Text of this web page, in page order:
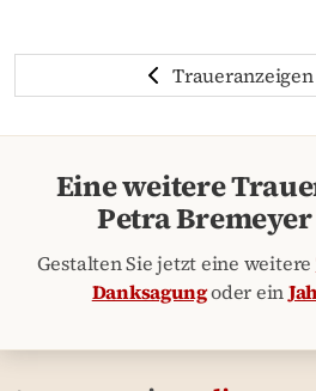
Eine weitere
Petra
Gestalten Sie jetzt eine weitere
Danksagungoder ein